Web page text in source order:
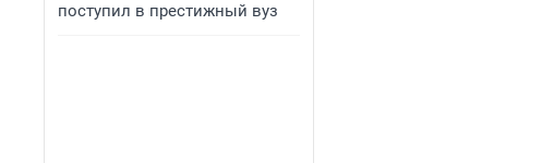
поступил в престижный вуз